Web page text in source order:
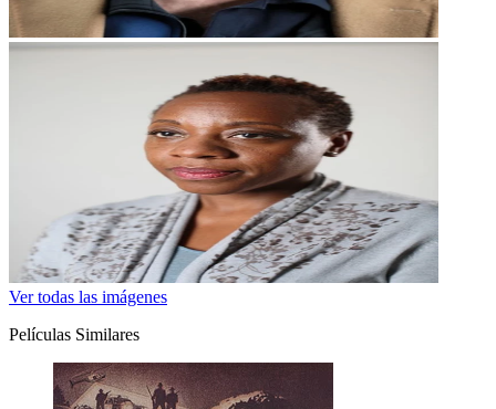
Ver todas las imágenes
Películas Similares